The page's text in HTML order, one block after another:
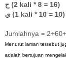
ح
(2 kali * 8 = 16)
ي
(1 kali * 10 = 10)
Jumlahnya =
Menurut laman tersebut
adalah bertujuan